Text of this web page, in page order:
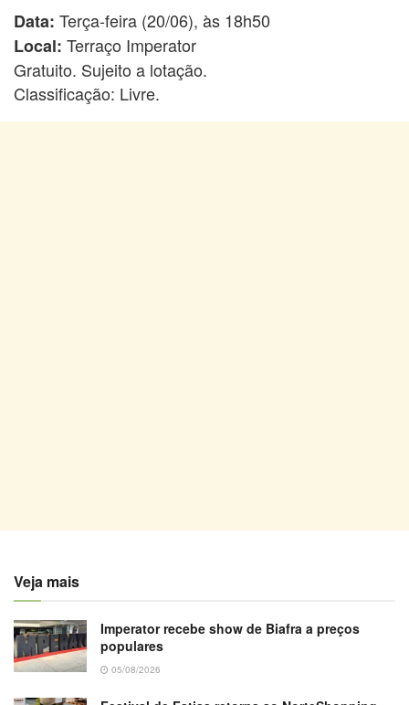
Data: Terça-feira (20/06), às 18h50
Local: Terraço Imperator
Gratuito. Sujeito a lotação.
Classificação: Livre.
Veja mais
Imperator recebe show de Biafra a preços
populares
05/08/2026